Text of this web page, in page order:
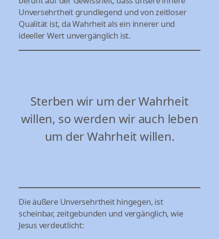
Unversehrtheit grundlegend und von zeitloser
Qualität ist, da Wahrheit als ein innerer und
ideeller Wert unvergänglich ist.
Sterben wir um der Wahrheit
willen, so werden wir auch leben
um der Wahrheit willen.
Die äußere Unversehrtheit hingegen, ist
scheinbar, zeitgebunden und vergänglich, wie
Jesus verdeutlicht: